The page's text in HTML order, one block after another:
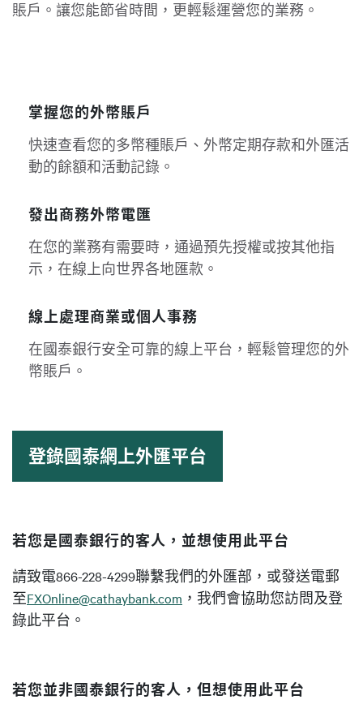
賬戶。讓您能節省時間，更輕鬆運營您的業務。
掌握您的外幣賬戶
快速查看您的多幣種賬戶、外幣定期存款和外匯活
動的餘額和活動記錄。
發出商務外幣電匯
在您的業務有需要時，通過預先授權或按其他指
示，在線上向世界各地匯款。
線上處理商業或個人事務
在國泰銀行安全可靠的線上平台，輕鬆管理您的外
幣賬戶。
登錄國泰網上外匯平台
若您是國泰銀行的客人，並想使用此平台
請致電866-228-4299聯繫我們的外匯部，或發送電郵
至FXOnline@cathaybank.com ，我們會協助您訪問及登
錄此平台。
若您並非國泰銀行的客人，但想使用此平台